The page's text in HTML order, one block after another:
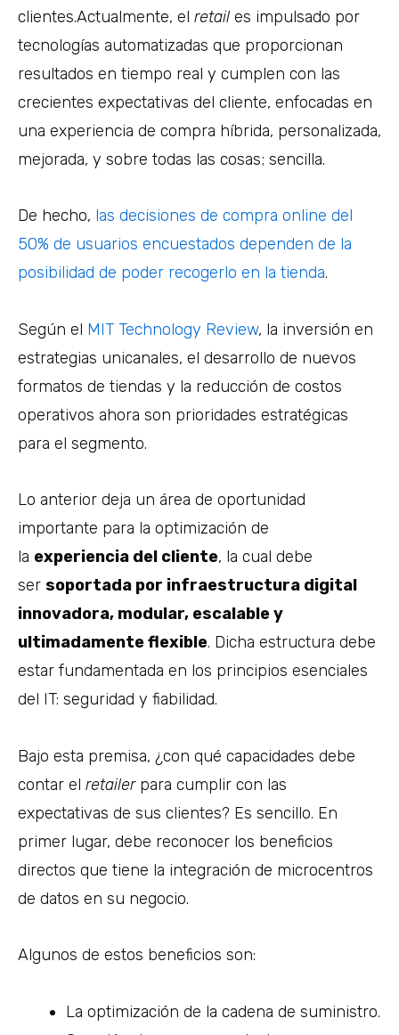
clientes.Actualmente, el retail es impulsado por
tecnologías automatizadas que proporcionan
resultados en tiempo real y cumplen con las
crecientes expectativas del cliente, enfocadas en
una experiencia de compra híbrida, personalizada,
mejorada, y sobre todas las cosas; sencilla.
De hecho, las decisiones de compra online del
50% de usuarios encuestados dependen de la
posibilidad de poder recogerlo en la tienda.
Según el MIT Technology Review, la inversión en
estrategias unicanales, el desarrollo de nuevos
formatos de tiendas y la reducción de costos
operativos ahora son prioridades estratégicas
para el segmento.
Lo anterior deja un área de oportunidad
importante para la optimización de
la experiencia del cliente, la cual debe
ser soportada por infraestructura digital
innovadora, modular, escalable y
ultimadamente flexible. Dicha estructura debe
estar fundamentada en los principios esenciales
del IT: seguridad y fiabilidad.
Bajo esta premisa, ¿con qué capacidades debe
contar el retailerpara cumplir con las
expectativas de sus clientes? Es sencillo. En
primer lugar, debe reconocer los beneficios
directos que tiene la integración de microcentros
de datos en su negocio.
Algunos de estos beneficios son:
La optimización de la cadena de suministro.